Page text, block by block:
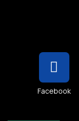
Facebook